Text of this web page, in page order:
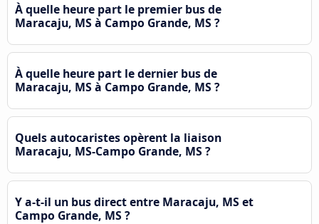
À quelle heure part le premier bus de
Maracaju, MS à Campo Grande, MS ?
À quelle heure part le dernier bus de
Maracaju, MS à Campo Grande, MS ?
Quels autocaristes opèrent la liaison
Maracaju, MS-Campo Grande, MS ?
Y a-t-il un bus direct entre Maracaju, MS et
Campo Grande, MS ?